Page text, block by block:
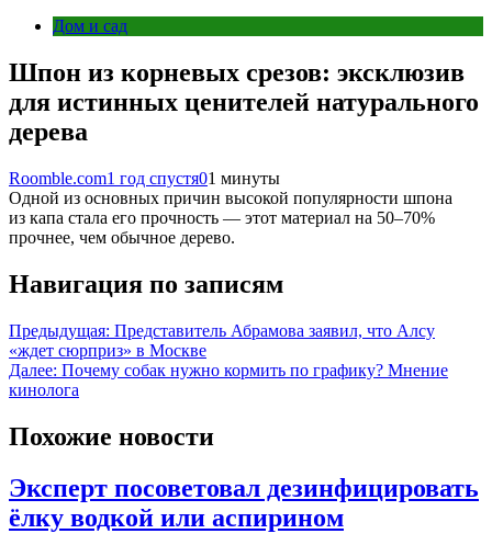
Дом и сад
Шпон из корневых срезов: эксклюзив
для истинных ценителей натурального
дерева
Roomble.com1 год спустя01 минуты
Одной из основных причин высокой популярности шпона
из капа стала его прочность — этот материал на 50–70%
прочнее, чем обычное дерево.
Навигация по записям
Предыдущая: Представитель Абрамова заявил, что Алсу
«ждет сюрприз» в Москве
Далее: Почему собак нужно кормить по графику? Мнение
кинолога
Похожие новости
Эксперт посоветовал дезинфицировать
ёлку водкой или аспирином